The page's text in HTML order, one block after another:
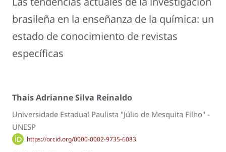
brasileña en la enseñanza de la química: un
estado de conocimiento de revistas
específicas
Thais Adrianne Silva Reinaldo
Universidade Estadual Paulista "Júlio de Mesquita Filho" -
UNESP
https://orcid.org/0000-0002-9735-6083